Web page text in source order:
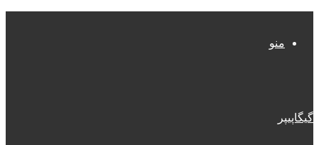
منو
گیگاپیپر